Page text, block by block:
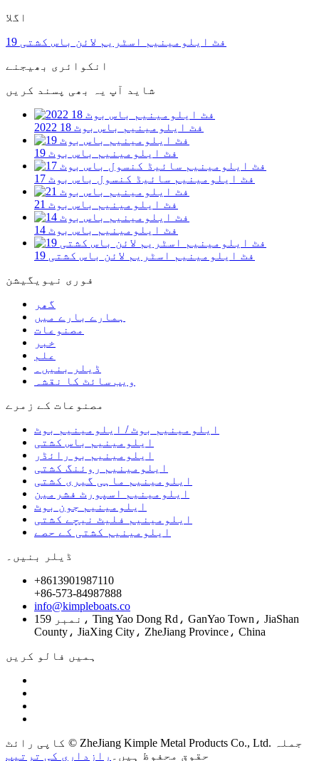
اگلا
19 فٹ ایلومینیم اسٹریم لائن باس کشتی
انکوائری بھیجنے
شاید آپ یہ بھی پسند کریں
2022 18 فٹ ایلومینیم باس بوٹ
19 فٹ ایلومینیم باس بوٹ
17 فٹ ایلومینیم سائیڈ کنسول باس بوٹ
21 فٹ ایلومینیم باس بوٹ
14 فٹ ایلومینیم باس بوٹ
19 فٹ ایلومینیم اسٹریم لائن باس کشتی
فوری نیویگیشن
گھر
ہمارے بارے میں
مصنوعات
خبر
علم
ڈیلر بنیں۔
ویب سائٹ کا نقشہ
مصنوعات کے زمرے
ایلومینیم بوٹ / ایلومینیم بوٹ
ایلومینیم باس کشتی
ایلومینیم بو رائڈر
ایلومینیم روئنگ کشتی
ایلومینیم ماہی گیری کشتی
ایلومینیم اسپورٹ فشرمین
ایلومینیم جون بوٹ
ایلومینیم فلیٹ نیچے کشتی
ایلومینیم کشتی کے حصے
ڈیلر بنیں۔
+8613901987110
+86-573-84987888
info@kimpleboats.co
نمبر 159، Ting Yao Dong Rd، GanYao Town، JiaShan
County، JiaXing City، ZheJiang Province، China
ہمیں فالو کریں
کاپی رائٹ © ZheJiang Kimple Metal Products Co., Ltd. جملہ
حقوق محفوظ ہیں۔
رازداری کی ترتیب